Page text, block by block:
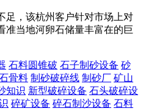
足，该杭州客户针对市场上对
准当地河卵石储量丰富在的巨
石料圆锥破 石子制砂设备 砂
骨料 制砂破碎线 制砂厂 矿山
知识 新型破碎设备 石头破碎设
碎矿设备 碎石制沙设备 石料